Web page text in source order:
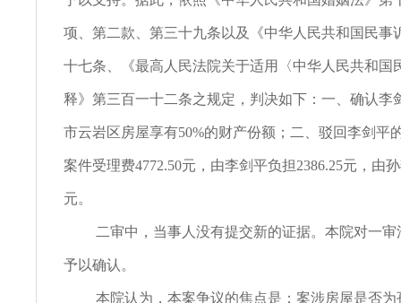
项、第二款、第三十九条以及《中华人民共和国民事
十七条、《最高人民法院关于适用〈中华人民共和国
释》第三百一十二条之规定，判决如下：一、确认李
市云岩区房屋享有50%的财产份额；二、驳回李剑平
案件受理费4772.50元，由李剑平负担2386.25元，由
元。
二审中，当事人没有提交新的证据。本院对一
予以确认。
本院认为，本案争议的焦点是：案涉房屋是否